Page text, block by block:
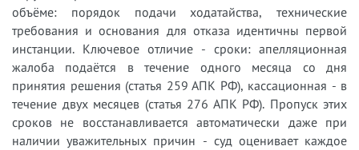
объёме: порядок подачи ходатайства, технические
требования и основания для отказа идентичны первой
инстанции. Ключевое отличие - сроки: апелляционная
жалоба подаётся в течение одного месяца со дня
принятия решения (статья 259 АПК РФ), кассационная - в
течение двух месяцев (статья 276 АПК РФ). Пропуск этих
сроков не восстанавливается автоматически даже при
наличии уважительных причин - суд оценивает каждое